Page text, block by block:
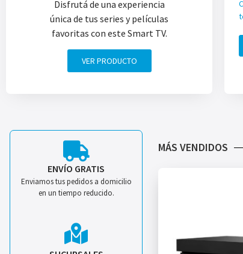
Disfrutá de una experiencia
única de tus series y películas
favoritas con este Smart TV.
VER PRODUCTO
ENVÍO GRATIS
Enviamos tus pedidos a domicilio
en un tiempo reducido.
MÁS VENDIDOS